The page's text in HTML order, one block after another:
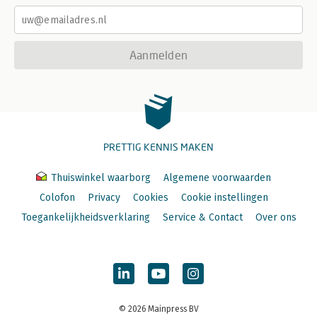
Aanmelden
PRETTIG KENNIS MAKEN
Thuiswinkel waarborg
Algemene voorwaarden
Colofon
Privacy Cookies
Cookie instellingen
Toegankelijkheidsverklaring
Service & Contact Over ons
© 2026 Mainpress BV